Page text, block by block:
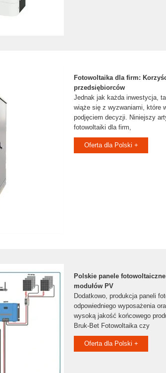
Fotowoltaika dla firm:
przedsiębiorców
Jednak jak każda inwestycja,
wiąże się z wyzwaniami, które
podjęciem decyzji. Niniejszy
fotowoltaiki dla firm,
Oferta dla Polski +
Polskie panele
modułów PV
Dodatkowo, produkcja paneli
odpowiedniego wyposażenia
wysoką jakość końcowego
Bruk-Bet Fotowoltaika czy
Oferta dla Polski +